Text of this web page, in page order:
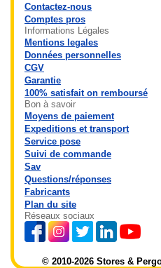
Contactez-nous
Comptes pros
Informations Légales
Mentions legales
Données personnelles
CGV
Garantie
100% satisfait on remboursé
Bon à savoir
Moyens de paiement
Expeditions et transport
Service pose
Suivi de commande
Sav
Questions/réponses
Fabricants
Plan du site
Réseaux sociaux
© 2010-2026 Stores &